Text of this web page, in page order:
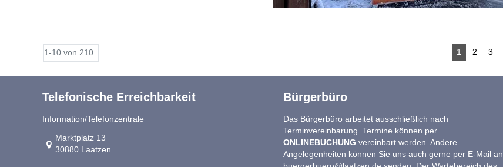
1-10 von 210 1 2 3
Telefonische Erreichbarkeit
Information/Telefonzentrale
Link zur Google-Maps Navigation
Marktplatz 13
30880 Laatzen
Bürgerbüro
Das Bürgerbüro arbeitet ausschließlich nach
Terminvereinbarung. Termine können per
ONLINEBUCHUNG vereinbart werden. Andere
Angelegenheiten können Sie uns auch gerne per E-Mail an